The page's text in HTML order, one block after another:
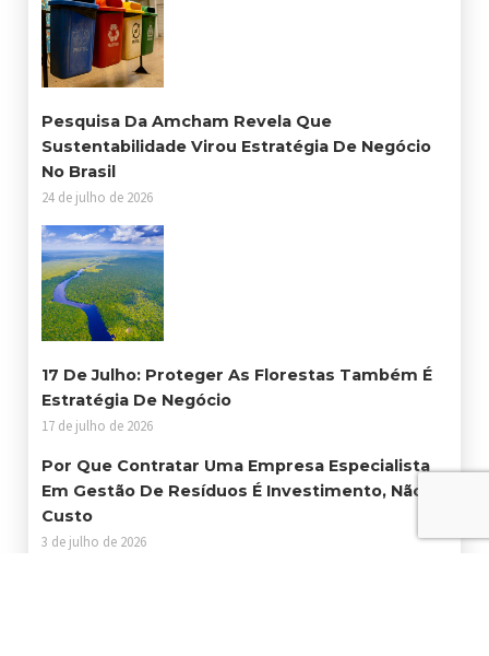
Pesquisa Da Amcham Revela Que
Sustentabilidade Virou Estratégia De Negócio
No Brasil
24 de julho de 2026
17 De Julho: Proteger As Florestas Também É
Estratégia De Negócio
17 de julho de 2026
Por Que Contratar Uma Empresa Especialista
Em Gestão De Resíduos É Investimento, Não
Custo
3 de julho de 2026